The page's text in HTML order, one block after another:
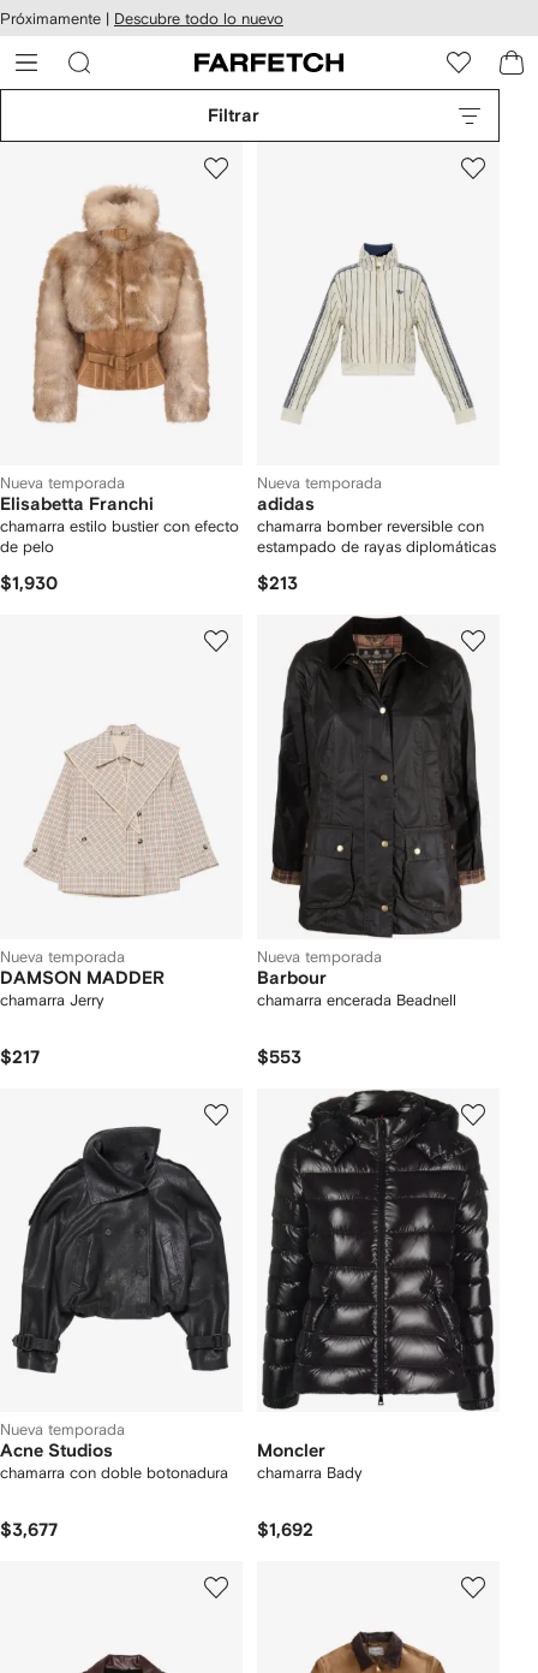
al
Próximamente | Descubre todo lo nuevo
Filtrar
Nueva temporada
Elisabetta Franchi
chamarra estilo bustier con efecto
de pelo
$1,930
Nueva temporada
adidas
chamarra bomber reversible con
estampado de rayas diplomáticas
$213
Nueva temporada
DAMSON MADDER
chamarra Jerry
$217
Nueva temporada
Barbour
chamarra encerada Beadnell
$553
Nueva temporada
Acne Studios
chamarra con doble botonadura
$3,677
Moncler
chamarra Bady
$1,692